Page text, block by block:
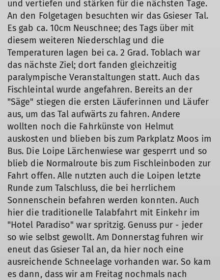
und vertiefen und stärken für die nächsten Tage.
An den Folgetagen besuchten wir das Gsieser Tal.
Es gab ca. 10cm Neuschnee; des Tags über mit
diesem weiteren Niederschlag und die
Temperaturen lagen bei ca. 2 Grad. Toblach war
das nächste Ziel; dort fanden gleichzeitig
paralympische Veranstaltungen statt. Auch das
Fischleintal wurde angefahren. Bereits an der
"Säge" stiegen die ersten Läuferinnen und Läufer
aus, um das Tal aufwärts zu fahren. Andere
wollten noch die Fahrkünste von Helmut
auskosten und blieben bis zum Parkplatz Moos im
Bus. Die Loipe Lärchenwiese war gesperrt und so
blieb die Normalroute bis zum Fischleinboden zur
Fahrt offen. Alle nutzten auch die Loipen letzte
Runde zum Talschluss, die bei herrlichem
Sonnenschein befahren werden konnten. Auch
hier die traditionelle Talabfahrt mit Einkehr im
"Hotel Paradiso" war spritzig. Genuss pur - jeder
so wie selbst gewollt. Am Donnerstag fuhren wir
eneut das Gsieser Tal an, da hier noch eine
ausreichende Schneelage vorhanden war. So kam
es dann, dass wir am Freitag nochmals nach